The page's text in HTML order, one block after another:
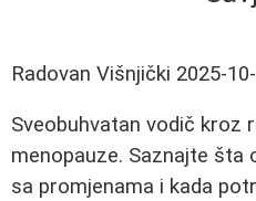
Radovan Višnjički 2025-
Sveobuhvatan vodič kroz
menopauze. Saznajte šta
sa promjenama i kada